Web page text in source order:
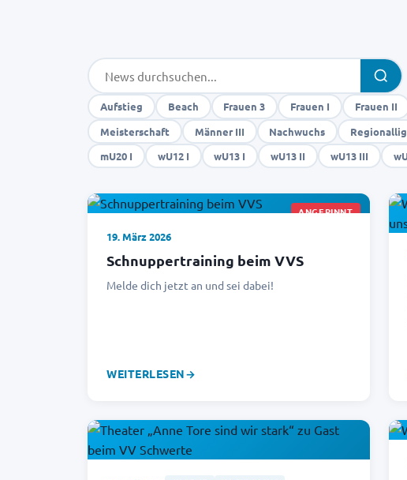
Aufstieg Beach Frauen 3 Frauen I Frauen II
Meisterschaft
Männer III Nachwuchs
mU20 I
wU12 I wU13 I wU13 II wU13 III
ANGEPINNT
19. März 2026
Schnuppertraining beim VVS
Melde dich jetzt an und sei dabei!
WEITERLESEN→